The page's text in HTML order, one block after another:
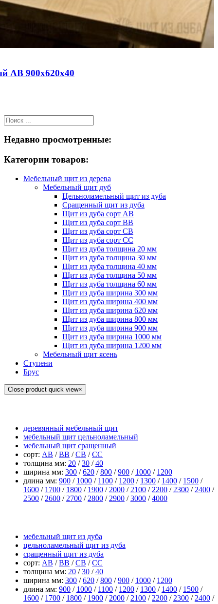
АВ 900х620х40
Недавно просмотренные:
Категории товаров:
Мебельный щит из дерева
Мебельный щит дуб
Цельноламельный щит из дуба
Сращенный щит из дуба
Щит из дуба сорт АВ
Щит из дуба сорт BB
Щит из дуба сорт CB
Щит из дуба сорт СС
Щит из дуба толщина 20 мм
Щит из дуба толщина 30 мм
Щит из дуба толщина 40 мм
Щит из дуба толщина 50 мм
Щит из дуба толщина 60 мм
Щит из дуба ширина 300 мм
Щит из дуба ширина 400 мм
Щит из дуба ширина 620 мм
Щит из дуба ширина 800 мм
Щит из дуба ширина 900 мм
Щит из дуба ширина 1000 мм
Щит из дуба ширина 1200 мм
Мебельный щит ясень
Ступени
Брус
Close product quick view×
деревянный мебельный щит
мебельный щит цельноламельный
мебельный щит сращенный
сорт: АВ /ВВ /СВ /СС
толщина мм: 20 /30 /40
ширина мм: 300 /620 /800 /900 / 1000 / 1200
длина мм: 900 / 1000 / 1100 / 1200 / 1300 / 1400 / 1500 /
1600 / 1700 / 1800 / 1900 / 2000 / 2100 / 2200 / 2300 / 2400 /
2500 / 2600 / 2700 / 2800 / 2900 /3000 /4000
мебельный щит из дуба
цельноламельный щит из дуба
сращенный щит из дуба
сорт: АВ /ВВ /СВ /СС
толщина мм: 20 /30 /40
ширина мм: 300 /620 /800 /900 / 1000 / 1200
длина мм: 900 / 1000 / 1100 / 1200 / 1300 / 1400 / 1500 /
1600 / 1700 / 1800 / 1900 / 2000 / 2100 / 2200 / 2300 / 2400 /